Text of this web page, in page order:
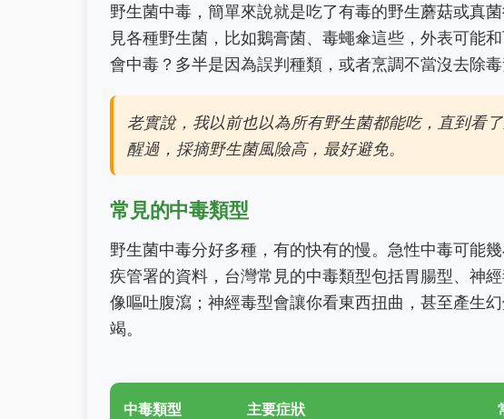
野生菌中毒，簡單來說就是吃了有毒的野生蘑菇或真
見各種野生菌，比如鵝膏菌、毒蠅傘這些，外表可能
會中毒？多半是因為誤判種類，或者烹調不當沒去除毒
老實說，我以前也以為所有野生菌都能吃，直到看
醒過，採摘野生菌風險高，最好避免。
常見的中毒類型
野生菌中毒分好多種，有的快有的慢。急性中毒可能
疾管署的資料，台灣常見的中毒類型包括胃腸型、神
像嘔吐腹瀉；神經毒型會讓你看東西扭曲，甚至產生
竭。
中毒類型 主要症狀